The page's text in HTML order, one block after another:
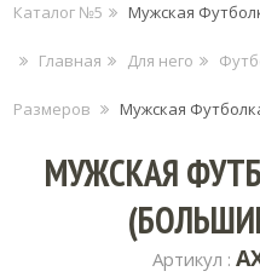
Каталог №5 Мужская
Главная Для него
Размеров Мужская
МУЖСКАЯ
Артикул :